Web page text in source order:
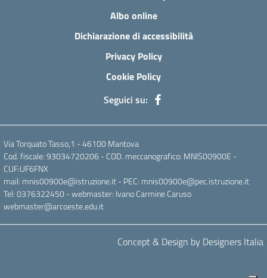
Albo online
Dichiarazione di accessibilità
Privacy Policy
Cookie Policy
Seguici su:
Via Torquato Tasso,1 - 46100 Mantova
Cod. fiscale: 93034720206 - COD. meccanografico: MNIS00900E -
CUF:UF6FNX
mail: mnis00900e@istruzione.it - PEC: mnis00900e@pec.istruzione.it
Tel: 0376322450 - webmaster: Ivano Carmine Caruso
webmaster@arcoeste.edu.it
Concept & Design by Designers Italia